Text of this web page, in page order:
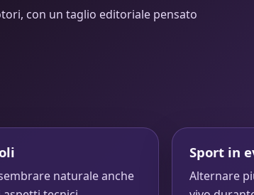
con un taglio editoriale pensato
naturale anche
Sport in
Alternare